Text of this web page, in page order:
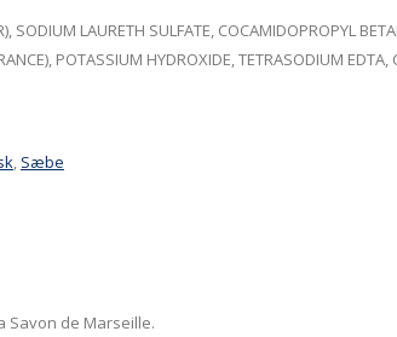
SODIUM LAURETH SULFATE, COCAMIDOPROPYL
POTASSIUM HYDROXIDE, TETRASODIUM EDTA,
Sæbe
Savon de Marseille.